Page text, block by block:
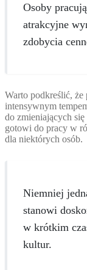
Osoby
atrakcyjne
zdobycia
Warto podkreślić, że
intensywnym
do zmieniających
gotowi do pracy w
dla niektórych osób.
Niemniej
stanowi
w krótkim
kultur.